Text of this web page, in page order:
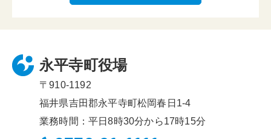
永平寺町役場
〒910-1192
福井県吉田郡永平寺町松岡春日1-4
業務時間：平日8時30分から17時15分